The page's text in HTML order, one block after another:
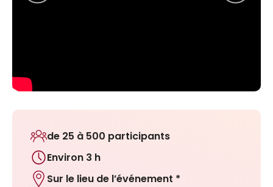
de 25 à 500 participants
Environ 3 h
Sur le lieu de l’événement *